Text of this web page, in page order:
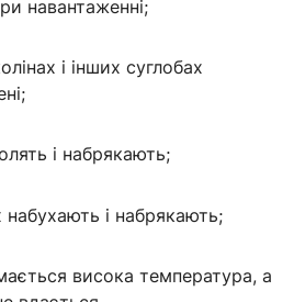
навантаженні;
і інших суглобах
і набрякають;
і набрякають;
висока температура, а